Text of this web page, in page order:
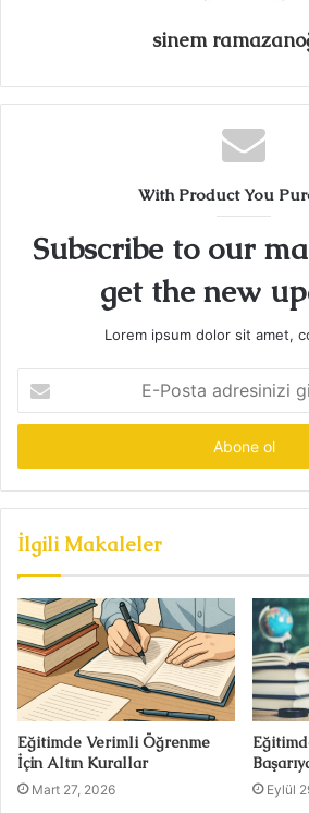
sinem
With Product You
Subscribe to our
get the new
Lorem ipsum dolor sit amet,
Posta
adresinizi
İlgili Makaleler
Eğitimde Verimli Öğrenme
İçin Altın Kurallar
Mart 27, 2026 Eylül